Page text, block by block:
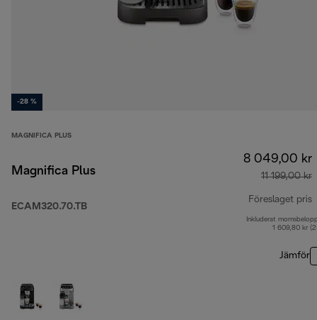
-28 %
MAGNIFICA PLUS
Magnifica Plus
ECAM320.70.TB
8 049,00 kr
11 199,00 kr
Föreslaget pris
Inkluderat
1 609,80 kr
Jämför